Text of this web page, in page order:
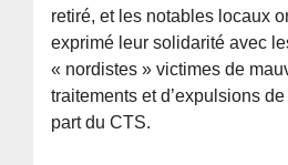
retiré, et les notables locaux
exprimé leur solidarité avec
« nordistes » victimes de
traitements et d’expulsions de
part du CTS.